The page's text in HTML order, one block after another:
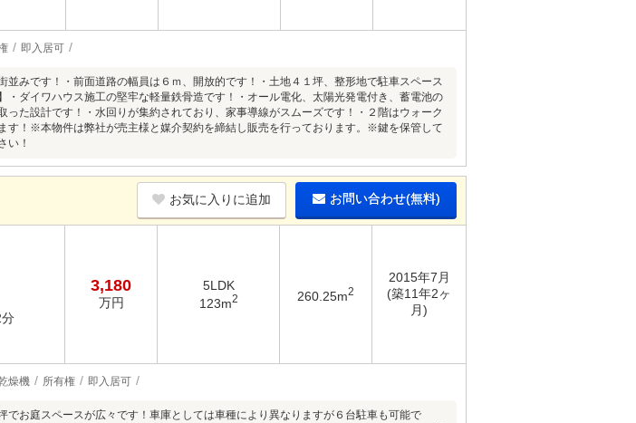
即入居可
並みです！・前面道路の幅員は６ｍ、開放的です！・土地４１坪、整形地で駐車スペース
ダイワハウス施工の堅牢な軽量鉄骨造です！・オール電化、太陽光発電付き、蓄電池の
た設計です！・水回りが集約されており、家事導線がスムーズです！・２階はウォーク
す！※本物件は弊社が売主様と媒介契約を締結し販売を行っております。※鍵を保管して
い！
お気に入りに追加 お問い合わせ(無料)
3,180
万円
5LDK
123m2 260.25m2
2015年7月
(築11年2ヶ
月)
燥機 所有権 即入居可
でお庭スペースが広々です！車庫としては車種により異なりますが６台駐車も可能で